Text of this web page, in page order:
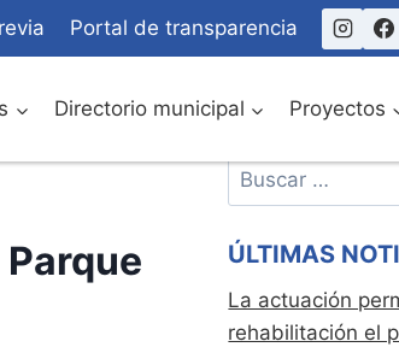
Portal de transparencia
Directorio municipal Proyectos
Buscar:
ÚLTIMAS
La actuación
rehabilitación el